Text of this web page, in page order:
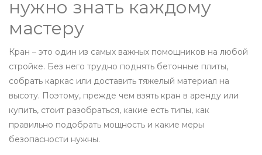
нужно знать каждому
мастеру
Кран – это один из самых важных помощников на любой
стройке. Без него трудно поднять бетонные плиты,
собрать каркас или доставить тяжелый материал на
высоту. Поэтому, прежде чем взять кран в аренду или
купить, стоит разобраться, какие есть типы, как
правильно подобрать мощность и какие меры
безопасности нужны.